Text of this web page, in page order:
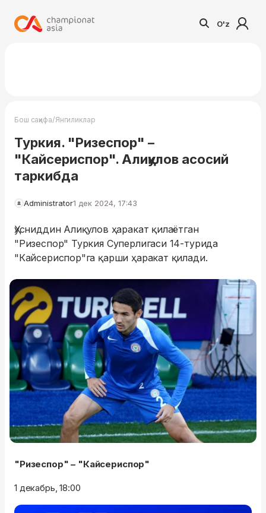
O'z
Бош саҳифа/Янгиликлар
Туркия. "Ризеспор" –
"Кайсериспор". Алиқулов асосий
таркибда
Administrator1 дек 2024, 17:43
Ҳусниддин Алиқулов ҳаракат қилаётган
"Ризеспор" Туркия Суперлигаси 14-турида
"Кайсериспор"га қарши ҳаракат қилади.
"Ризеспор" – "Кайсериспор"
1 декабрь, 18:00